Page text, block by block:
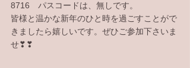
8716　パスコードは、無しです。
皆様と温かな新年のひと時を過ごすことがで
きましたら嬉しいです。ぜひご参加下さいま
せ❣❣